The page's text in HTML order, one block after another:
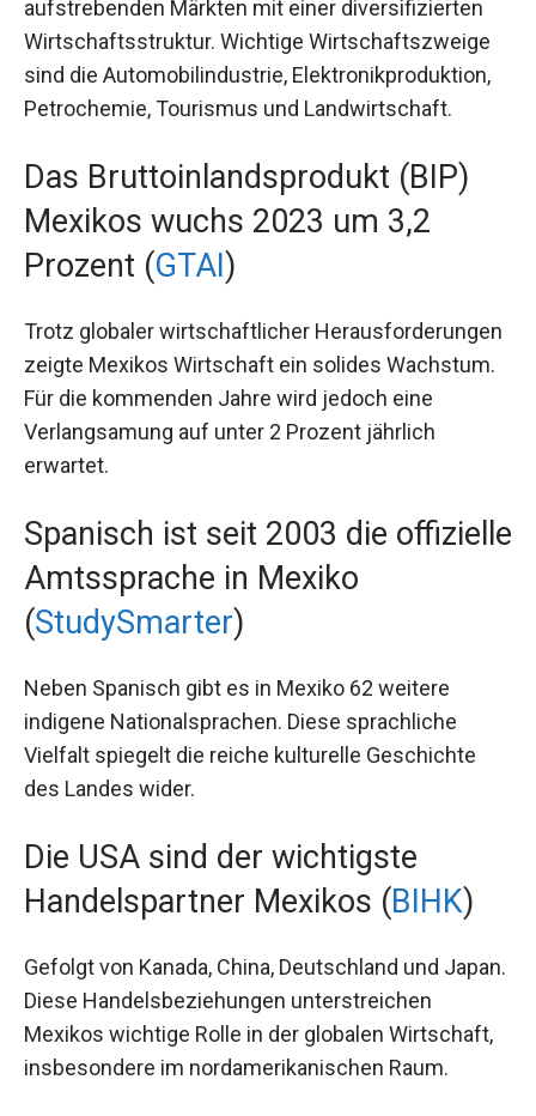
aufstrebenden Märkten mit einer diversifizierten
Wirtschaftsstruktur. Wichtige Wirtschaftszweige
sind die Automobilindustrie, Elektronikproduktion,
Petrochemie, Tourismus und Landwirtschaft.
Das Bruttoinlandsprodukt (BIP)
Mexikos wuchs 2023 um 3,2
Prozent (GTAI)
Trotz globaler wirtschaftlicher Herausforderungen
zeigte Mexikos Wirtschaft ein solides Wachstum.
Für die kommenden Jahre wird jedoch eine
Verlangsamung auf unter 2 Prozent jährlich
erwartet.
Spanisch ist seit 2003 die offizielle
Amtssprache in Mexiko
(StudySmarter)
Neben Spanisch gibt es in Mexiko 62 weitere
indigene Nationalsprachen. Diese sprachliche
Vielfalt spiegelt die reiche kulturelle Geschichte
des Landes wider.
Die USA sind der wichtigste
Handelspartner Mexikos (BIHK)
Gefolgt von Kanada, China, Deutschland und Japan.
Diese Handelsbeziehungen unterstreichen
Mexikos wichtige Rolle in der globalen Wirtschaft,
insbesondere im nordamerikanischen Raum.